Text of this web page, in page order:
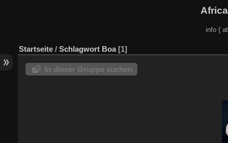
info {
Startseite / Schlagwort Boa 1
In dieser Gruppe suchen